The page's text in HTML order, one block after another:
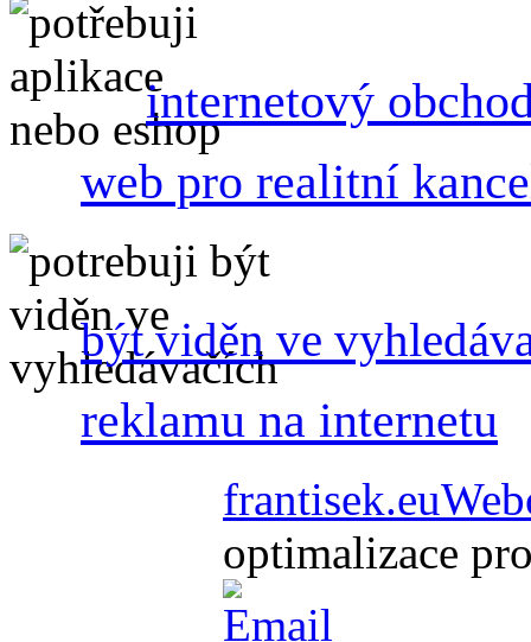
internetový
web pro realitní
být viděn ve
reklamu na internetu
frantisek.eu
optimalizace